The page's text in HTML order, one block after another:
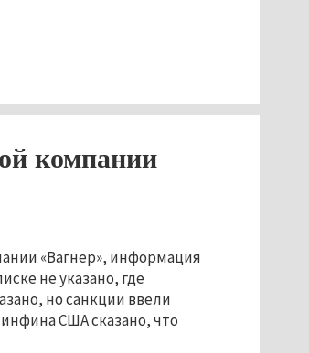
компании
«Вагнер», информация
не указано, где
но санкции ввели
США сказано, что